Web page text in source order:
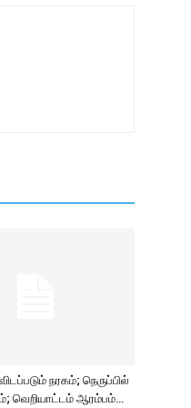
நரகம்; நெருப்பில்
வெறியாட்டம் ஆரம்பம்…